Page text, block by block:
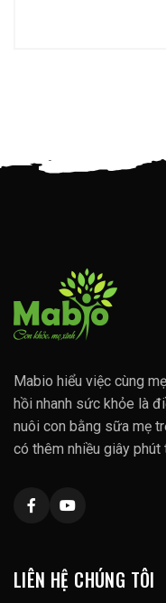
Mabio hiểu việc cùng
hồi nhanh sức khỏe là
nuôi con bằng sữa mẹ
có thêm nhiều giây phút
LIÊN HỆ CHÚNG TÔI